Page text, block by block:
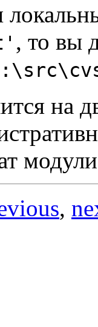
, то вы
на
,